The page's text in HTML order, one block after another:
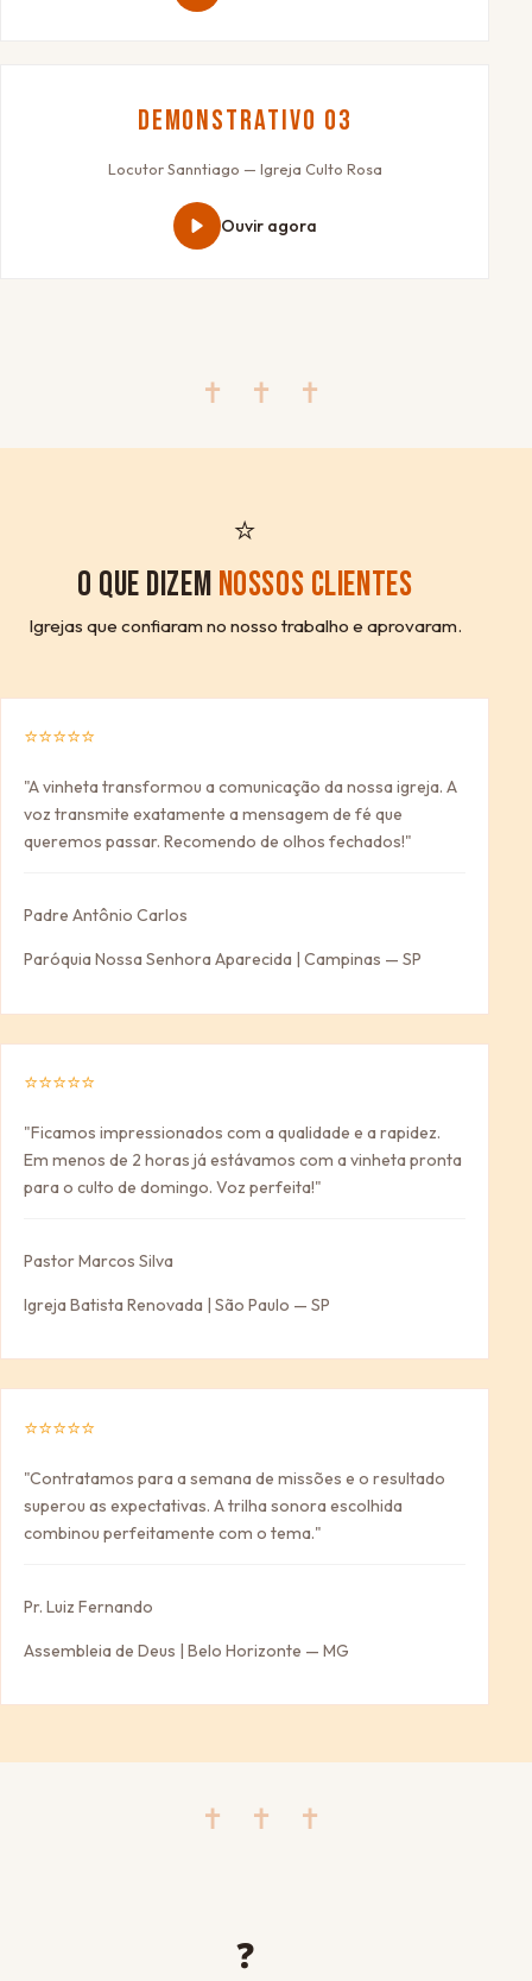
Demonstrativo 03
Locutor Sanntiago — Igreja Culto Rosa
Ouvir agora
✝ ✝ ✝
⭐
O QUE DIZEM NOSSOS CLIENTES
Igrejas que confiaram no nosso trabalho e aprovaram.
⭐⭐⭐⭐⭐
"A vinheta transformou a comunicação da nossa igreja. A
voz transmite exatamente a mensagem de fé que
queremos passar. Recomendo de olhos fechados!"
Padre Antônio Carlos
Paróquia Nossa Senhora Aparecida | Campinas — SP
⭐⭐⭐⭐⭐
"Ficamos impressionados com a qualidade e a rapidez.
Em menos de 2 horas já estávamos com a vinheta pronta
para o culto de domingo. Voz perfeita!"
Pastor Marcos Silva
Igreja Batista Renovada | São Paulo — SP
⭐⭐⭐⭐⭐
"Contratamos para a semana de missões e o resultado
superou as expectativas. A trilha sonora escolhida
combinou perfeitamente com o tema."
Pr. Luiz Fernando
Assembleia de Deus | Belo Horizonte — MG
✝ ✝ ✝
❓